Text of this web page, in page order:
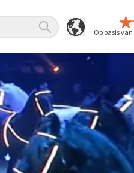
Op basis van